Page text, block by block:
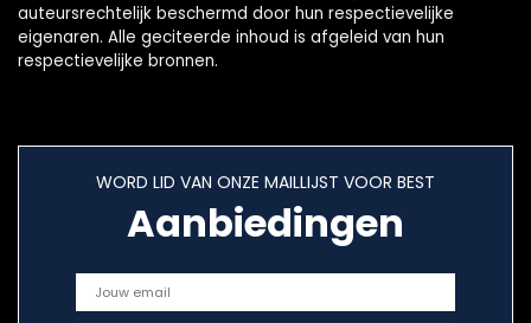
auteursrechtelijk beschermd door hun respectievelijke
eigenaren. Alle geciteerde inhoud is afgeleid van hun
respectievelijke bronnen.
WORD LID VAN ONZE MAILLIJST VOOR BEST
Aanbiedingen